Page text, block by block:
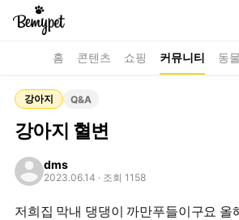
홈 콘텐츠 쇼핑 커뮤니티 동
강아지 Q&A
강아지 혈변
dms
2023.06.14 · 조회 1158
저희집 막내 댕댕이 까만푸들이구요 올